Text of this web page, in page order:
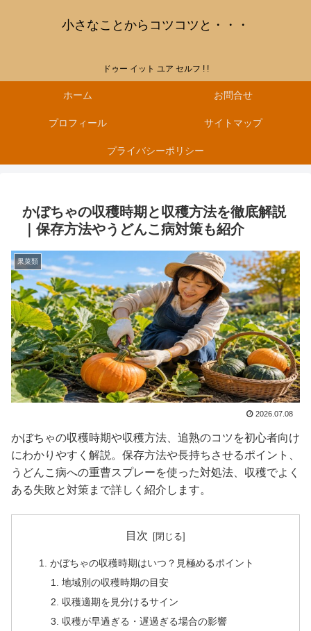
小さなことからコツコツと・・・
ドゥー イット ユア セルフ ! !
ホーム お問合せ
プロフィール サイトマップ
プライバシーポリシー
かぼちゃの収穫時期と収穫方法を徹底解説
｜保存方法やうどんこ病対策も紹介
果菜類
2026.07.08
かぼちゃの収穫時期や収穫方法、追熟のコツを初心者向け
にわかりやすく解説。保存方法や長持ちさせるポイント、
うどんこ病への重曹スプレーを使った対処法、収穫でよく
ある失敗と対策まで詳しく紹介します。
目次
かぼちゃの収穫時期はいつ？見極めるポイント
地域別の収穫時期の目安
収穫適期を見分けるサイン
収穫が早過ぎる・遅過ぎる場合の影響